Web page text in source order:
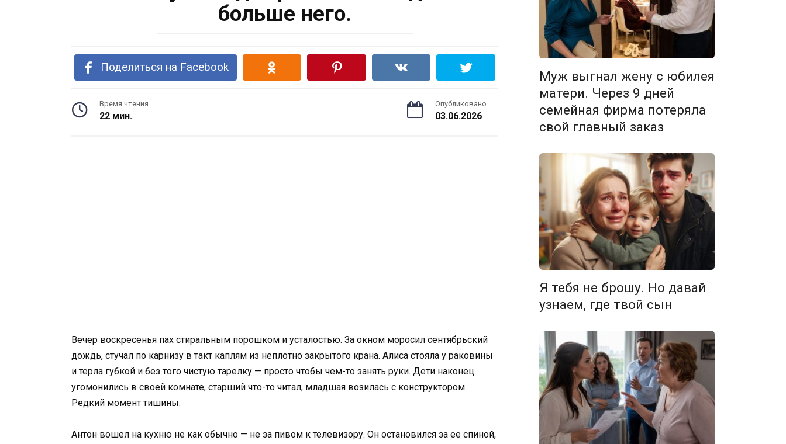
больше него.
Поделиться на Facebook
Время чтения
22 мин.
Опубликовано
03.06.2026
Вечер воскресенья пах стиральным порошком и усталостью. За окном моросил сентябрьский
дождь, стучал по карнизу в такт каплям из неплотно закрытого крана. Алиса стояла у раковины
и терла губкой и без того чистую тарелку — просто чтобы чем-то занять руки. Дети наконец
угомонились в своей комнате, старший что-то читал, младшая возилась с конструктором.
Редкий момент тишины.
Антон вошел на кухню не как обычно — не за пивом к телевизору. Он остановился за ее спиной,
Муж выгнал жену с юбилея
матери. Через 9 дней
семейная фирма потеряла
свой главный заказ
Я тебя не брошу. Но давай
узнаем, где твой сын